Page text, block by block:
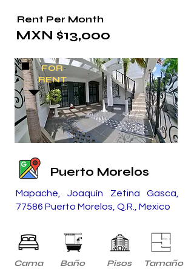
Rent Per Month
MXN $13,000
FOR
RENT
Puerto Morelos
Mapache, Joaquín Zetina Gasca,
77586 Puerto Morelos, Q.R., Mexico
Cama Baño Pisos Tamaño